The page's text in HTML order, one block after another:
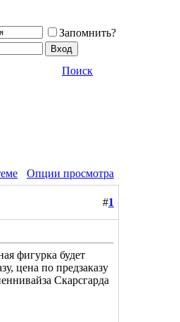
Запомнить?
Поиск
Опции просмотра
#1
фигурка будет
цена по предзаказу
Скарсгарда